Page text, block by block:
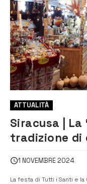
ATTUALITÀ
Siracusa |
tradizione di
1 NOVEMBRE 2024
La festa di Tutti i Santi e